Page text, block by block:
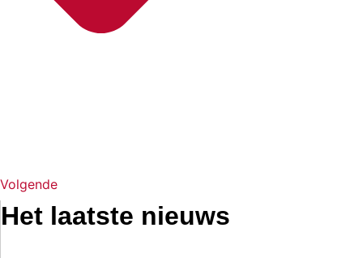
Volgende
Het laatste nieuws